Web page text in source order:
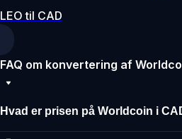
LEO til CAD
FAQ om konvertering af
Hvad er prisen på Worldcoin i